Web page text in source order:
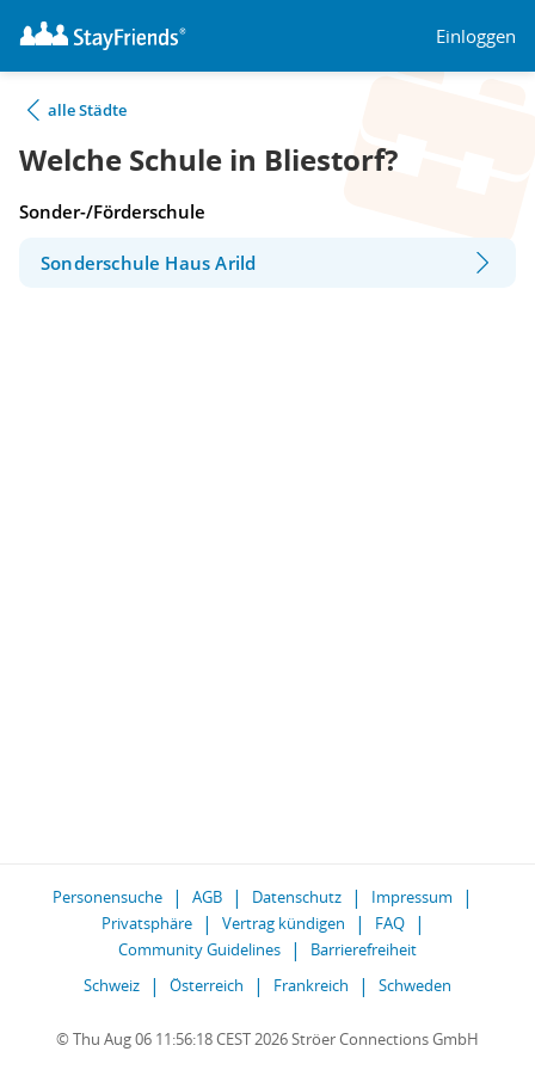
Einloggen
alle Städte
Welche Schule in Bliestorf?
Sonder-/Förderschule
Sonderschule Haus Arild
Personensuche AGB Datenschutz
Impressum
Privatsphäre
Vertrag kündigen
FAQ
Community Guidelines
Barrierefreiheit
Schweiz
Österreich Frankreich Schweden
© Thu Aug 06 11:56:18 CEST 2026 Ströer Connections GmbH